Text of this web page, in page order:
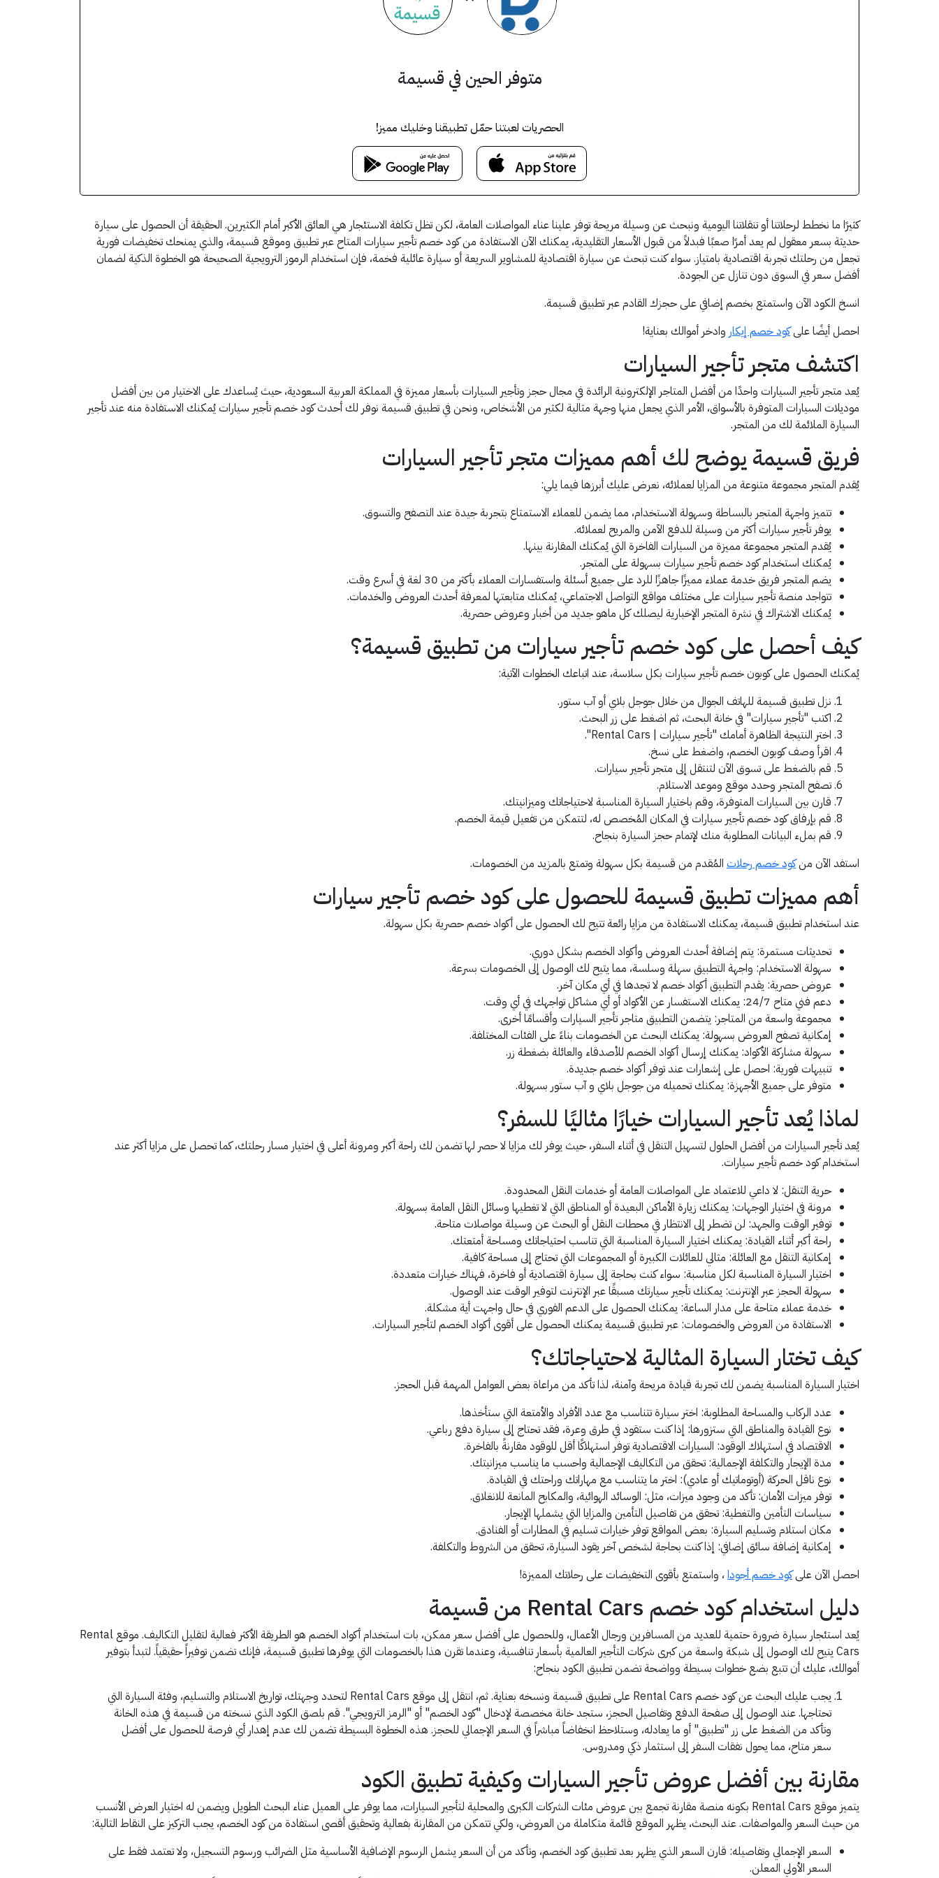
متوفر الحين في قسيمة
الحصريات لعبتنا حمّل تطبيقنا وخليك مميز!
كثيرًا ما نخطط لرحلاتنا أو تنقلاتنا اليومية ونبحث عن وسيلة مريحة توفر علينا عناء المواصلات العامة، لكن تظل تكلفة الاستئجار هي العائق الأكبر أمام الكثيرين. الحقيقة أن الحصول على سيارة
حديثة بسعر معقول لم يعد أمرًا صعبًا فبدلاً من قبول الأسعار التقليدية، يمكنك الآن الاستفادة من كود خصم تأجير سيارات المتاح عبر تطبيق وموقع قسيمة، والذي يمنحك تخفيضات فورية
تجعل من رحلتك تجربة اقتصادية بامتياز. سواء كنت تبحث عن سيارة اقتصادية للمشاوير السريعة أو سيارة عائلية فخمة، فإن استخدام الرموز الترويجية الصحيحة هو الخطوة الذكية لضمان
أفضل سعر في السوق دون تنازل عن الجودة.
انسخ الكود الآن واستمتع بخصم إضافي على حجزك القادم عبر تطبيق قسيمة.
احصل أيضًا علىكود خصم إيكار وادخر أموالك بعناية!
اكتشف متجر تأجير السيارات
يُعد متجر تأجير السيارات واحدًا من أفضل المتاجر الإلكترونية الرائدة في مجال حجز وتأجير السيارات بأسعار مميزة في المملكة العربية السعودية، حيث يُساعدك على الاختيار من بين أفضل
موديلات السيارات المتوفرة بالأسواق، الأمر الذي يجعل منها وجهة مثالية لكثير من الأشخاص، ونحن في تطبيق قسيمة نوفر لك أحدث كود خصم تأجير سيارات يُمكنك الاستفادة منه عند تأجير
السيارة الملائمة لك من المتجر.
فريق قسيمة يوضح لك أهم مميزات متجر تأجير السيارات
يُقدم المتجر مجموعة متنوعة من المزايا لعملائه، نعرض عليك أبرزها فيما يلي:
تتميز واجهة المتجر بالبساطة وسهولة الاستخدام، مما يضمن للعملاء الاستمتاع بتجربة جيدة عند التصفح والتسوق.
يوفر تأجير سيارات أكثر من وسيلة للدفع الآمن والمريح لعملائه.
يُقدم المتجر مجموعة مميزة من السيارات الفاخرة التي يُمكنك المقارنة بينها.
يُمكنك استخدام كود خصم تأجير سيارات بسهولة على المتجر.
يضم المتجر فريق خدمة عملاء مميزًا جاهزًا للرد على جميع أسئلة واستفسارات العملاء بأكثر من 30 لغة في أسرع وقت.
تتواجد منصة تأجير سيارات على مختلف مواقع التواصل الاجتماعي، يُمكنك متابعتها لمعرفة أحدث العروض والخدمات.
يُمكنك الاشتراك في نشرة المتجر الإخبارية ليصلك كل ماهو جديد من أخبار وعروض حصرية.
كيف أحصل على كود خصم تأجير سيارات من تطبيق قسيمة؟
يُمكنك الحصول على كوبون خصم تأجير سيارات بكل سلاسة، عند اتباعك الخطوات الآتية:
نزل تطبيق قسيمة للهاتف الجوال من خلال جوجل بلاي أو آب ستور.
اكتب "تأجير سيارات" في خانة البحث، ثم اضغط على زر البحث.
اختر النتيجة الظاهرة أمامك "تأجير سيارات | Rental Cars".
اقرأ وصف كوبون الخصم، واضغط على نسخ.
قم بالضغط على تسوق الآن لتنتقل إلى متجر تأجير سيارات.
تصفح المتجر وحدد موقع وموعد الاستلام.
قارن بين السيارات المتوفرة، وقم باختيار السيارة المناسبة لاحتياجاتك وميزانيتك.
قم بإرفاق كود خصم تأجير سيارات في المكان المُخصص له، لتتمكن من تفعيل قيمة الخصم.
قم بملء البيانات المطلوبة منك لإتمام حجز السيارة بنجاح.
استفد الآن منكود خصم رحلات المُقدم من قسيمة بكل سهولة وتمتع بالمزيد من الخصومات.
أهم مميزات تطبيق قسيمة للحصول على كود خصم تأجير سيارات
عند استخدام تطبيق قسيمة، يمكنك الاستفادة من مزايا رائعة تتيح لك الحصول على أكواد خصم حصرية بكل سهولة.
تحديثات مستمرة: يتم إضافة أحدث العروض وأكواد الخصم بشكل دوري.
سهولة الاستخدام: واجهة التطبيق سهلة وسلسة، مما يتيح لك الوصول إلى الخصومات بسرعة.
عروض حصرية: يقدم التطبيق أكواد خصم لا تجدها في أي مكان آخر.
دعم فني متاح 24/7: يمكنك الاستفسار عن الأكواد أو أي مشاكل تواجهك في أي وقت.
مجموعة واسعة من المتاجر: يتضمن التطبيق متاجر تأجير السيارات وأقسامًا أخرى.
إمكانية تصفح العروض بسهولة: يمكنك البحث عن الخصومات بناءً على الفئات المختلفة.
سهولة مشاركة الأكواد: يمكنك إرسال أكواد الخصم للأصدقاء والعائلة بضغطة زر.
تنبيهات فورية: احصل على إشعارات عند توفر أكواد خصم جديدة.
متوفر على جميع الأجهزة: يمكنك تحميله من جوجل بلاي و آب ستور بسهولة.
لماذا يُعد تأجير السيارات خيارًا مثاليًا للسفر؟
يُعد تأجير السيارات من أفضل الحلول لتسهيل التنقل في أثناء السفر، حيث يوفر لك مزايا لا حصر لها تضمن لك راحة أكبر ومرونة أعلى في اختيار مسار رحلتك، كما تحصل على مزايا أكثر عند
استخدام كود خصم تأجير سيارات.
حرية التنقل: لا داعي للاعتماد على المواصلات العامة أو خدمات النقل المحدودة.
مرونة في اختيار الوجهات: يمكنك زيارة الأماكن البعيدة أو المناطق التي لا تغطيها وسائل النقل العامة بسهولة.
توفير الوقت والجهد: لن تضطر إلى الانتظار في محطات النقل أو البحث عن وسيلة مواصلات متاحة.
راحة أكبر أثناء القيادة: يمكنك اختيار السيارة المناسبة التي تناسب احتياجاتك ومساحة أمتعتك.
إمكانية التنقل مع العائلة: مثالي للعائلات الكبيرة أو المجموعات التي تحتاج إلى مساحة كافية.
اختيار السيارة المناسبة لكل مناسبة: سواء كنت بحاجة إلى سيارة اقتصادية أو فاخرة، فهناك خيارات متعددة.
سهولة الحجز عبر الإنترنت: يمكنك تأجير سيارتك مسبقًا عبر الإنترنت لتوفير الوقت عند الوصول.
خدمة عملاء متاحة على مدار الساعة: يمكنك الحصول على الدعم الفوري في حال واجهت أية مشكلة.
الاستفادة من العروض والخصومات: عبر تطبيق قسيمة يمكنك الحصول على أقوى أكواد الخصم لتأجير السيارات.
كيف تختار السيارة المثالية لاحتياجاتك؟
اختيار السيارة المناسبة يضمن لك تجربة قيادة مريحة وآمنة، لذا تأكد من مراعاة بعض العوامل المهمة قبل الحجز.
عدد الركاب والمساحة المطلوبة: اختر سيارة تتناسب مع عدد الأفراد والأمتعة التي ستأخذها.
نوع القيادة والمناطق التي ستزورها: إذا كنت ستقود في طرق وعرة، فقد تحتاج إلى سيارة دفع رباعي.
الاقتصاد في استهلاك الوقود: السيارات الاقتصادية توفر استهلاكًا أقل للوقود مقارنةً بالفاخرة.
مدة الإيجار والتكلفة الإجمالية: تحقق من التكاليف الإجمالية واحسب ما يناسب ميزانيتك.
نوع ناقل الحركة (أوتوماتيك أو عادي): اختر ما يتناسب مع مهاراتك وراحتك في القيادة.
توفر ميزات الأمان: تأكد من وجود ميزات، مثل: الوسائد الهوائية، والمكابح المانعة للانغلاق.
سياسات التأمين والتغطية: تحقق من تفاصيل التأمين والمزايا التي يشملها الإيجار.
مكان استلام وتسليم السيارة: بعض المواقع توفر خيارات تسليم في المطارات أو الفنادق.
إمكانية إضافة سائق إضافي: إذا كنت بحاجة لشخص آخر يقود السيارة، تحقق من الشروط والتكلفة.
احصل الآن علىكود خصم أجودا، واستمتع بأقوى التخفيضات على رحلاتك المميزة!
دليل استخدام كود خصم Rental Cars من قسيمة
يُعد استئجار سيارة ضرورة حتمية للعديد من المسافرين ورجال الأعمال، وللحصول على أفضل سعر ممكن، بات استخدام أكواد الخصم هو الطريقة الأكثر فعالية لتقليل التكاليف. موقع Rental
Cars يتيح لك الوصول إلى شبكة واسعة من كبرى شركات التأجير العالمية بأسعار تنافسية، وعندما تقرن هذا بالخصومات التي يوفرها تطبيق قسيمة، فإنك تضمن توفيراً حقيقياً. لتبدأ بتوفير
أموالك، عليك أن تتبع بضع خطوات بسيطة وواضحة تضمن تطبيق الكود بنجاح:
يجب عليك البحث عن كود خصم Rental Cars على تطبيق قسيمة ونسخه بعناية. ثم، انتقل إلى موقع Rental Cars لتحدد وجهتك، تواريخ الاستلام والتسليم، وفئة السيارة التي
تحتاجها. عند الوصول إلى صفحة الدفع وتفاصيل الحجز، ستجد خانة مخصصة لإدخال "كود الخصم" أو "الرمز الترويجي". قم بلصق الكود الذي نسخته من قسيمة في هذه الخانة
وتأكد من الضغط على زر "تطبيق" أو ما يعادله، وستلاحظ انخفاضاً مباشراً في السعر الإجمالي للحجز. هذه الخطوة البسيطة تضمن لك عدم إهدار أي فرصة للحصول على أفضل
سعر متاح، مما يحول نفقات السفر إلى استثمار ذكي ومدروس.
مقارنة بين أفضل عروض تأجير السيارات وكيفية تطبيق الكود
يتميز موقع Rental Cars بكونه منصة مقارنة تجمع بين عروض مئات الشركات الكبرى والمحلية لتأجير السيارات، مما يوفر على العميل عناء البحث الطويل ويضمن له اختيار العرض الأنسب
من حيث السعر والمواصفات. عند البحث، يظهر الموقع قائمة متكاملة من العروض، ولكي تتمكن من المقارنة بفعالية وتحقيق أقصى استفادة من كود الخصم، يجب التركيز على النقاط التالية:
السعر الإجمالي وتفاصيله: قارن السعر الذي يظهر بعد تطبيق كود الخصم، وتأكد من أن السعر يشمل الرسوم الإضافية الأساسية مثل الضرائب ورسوم التسجيل، ولا تعتمد فقط على
السعر الأولي المعلن.